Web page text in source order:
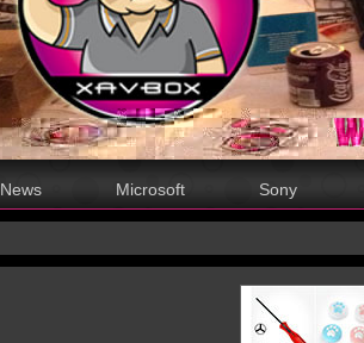
News Microsoft Sony